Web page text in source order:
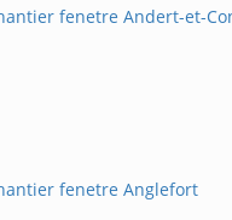
fenetre Andert-et-
fenetre Anglefort